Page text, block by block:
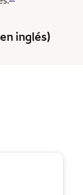
inglés)